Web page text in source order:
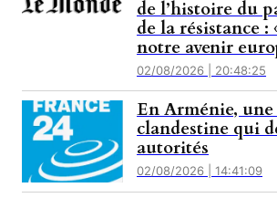
de l’histoire du
de la résistance :
notre avenir
02/08/2026 | 20:48:25
En Arménie, une
clandestine qui
autorités
02/08/2026 | 14:41:09